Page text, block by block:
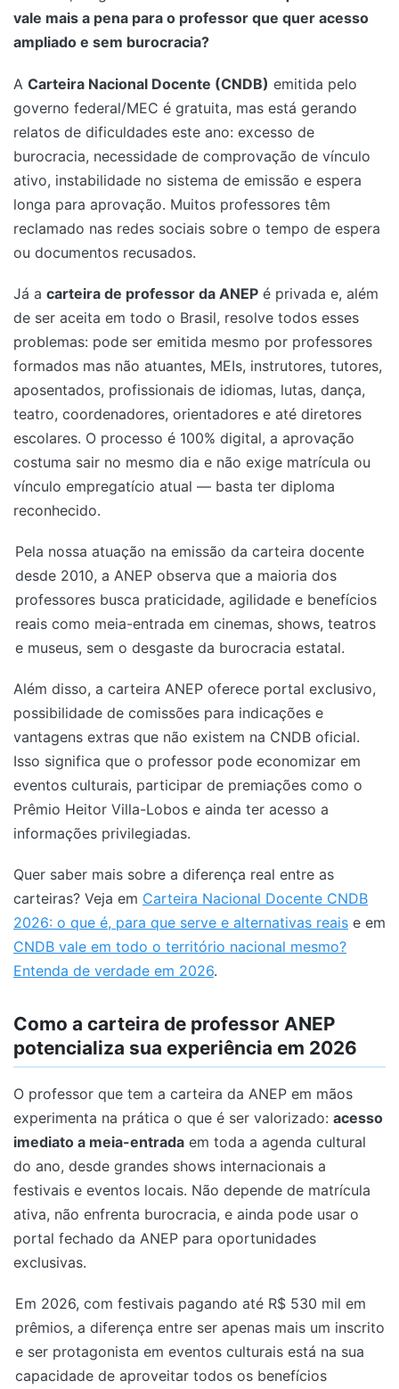
vale mais a pena para o professor que quer acesso
ampliado e sem burocracia?
A Carteira Nacional Docente (CNDB) emitida pelo
governo federal/MEC é gratuita, mas está gerando
relatos de dificuldades este ano: excesso de
burocracia, necessidade de comprovação de vínculo
ativo, instabilidade no sistema de emissão e espera
longa para aprovação. Muitos professores têm
reclamado nas redes sociais sobre o tempo de espera
ou documentos recusados.
Já a carteira de professor da ANEP é privada e, além
de ser aceita em todo o Brasil, resolve todos esses
problemas: pode ser emitida mesmo por professores
formados mas não atuantes, MEIs, instrutores, tutores,
aposentados, profissionais de idiomas, lutas, dança,
teatro, coordenadores, orientadores e até diretores
escolares. O processo é 100% digital, a aprovação
costuma sair no mesmo dia e não exige matrícula ou
vínculo empregatício atual — basta ter diploma
reconhecido.
Pela nossa atuação na emissão da carteira docente
desde 2010, a ANEP observa que a maioria dos
professores busca praticidade, agilidade e benefícios
reais como meia-entrada em cinemas, shows, teatros
e museus, sem o desgaste da burocracia estatal.
Além disso, a carteira ANEP oferece portal exclusivo,
possibilidade de comissões para indicações e
vantagens extras que não existem na CNDB oficial.
Isso significa que o professor pode economizar em
eventos culturais, participar de premiações como o
Prêmio Heitor Villa-Lobos e ainda ter acesso a
informações privilegiadas.
Quer saber mais sobre a diferença real entre as
carteiras? Veja em Carteira Nacional Docente CNDB
2026: o que é, para que serve e alternativas reais e em
CNDB vale em todo o território nacional mesmo?
Entenda de verdade em 2026.
Como a carteira de professor ANEP
potencializa sua experiência em 2026
O professor que tem a carteira da ANEP em mãos
experimenta na prática o que é ser valorizado: acesso
imediato a meia-entrada em toda a agenda cultural
do ano, desde grandes shows internacionais a
festivais e eventos locais. Não depende de matrícula
ativa, não enfrenta burocracia, e ainda pode usar o
portal fechado da ANEP para oportunidades
exclusivas.
Em 2026, com festivais pagando até R$ 530 mil em
prêmios, a diferença entre ser apenas mais um inscrito
e ser protagonista em eventos culturais está na sua
capacidade de aproveitar todos os benefícios